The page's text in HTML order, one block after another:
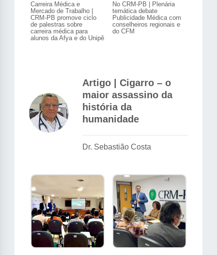
Carreira Médica e
Mercado de Trabalho |
CRM-PB promove ciclo
de palestras sobre
carreira médica para
alunos da Afya e do Unipê
No CRM-PB | Plenária
temática debate
Publicidade Médica com
conselheiros regionais e
do CFM
Artigo | Cigarro – o
maior assassino da
história da
humanidade
Dr. Sebastião Costa